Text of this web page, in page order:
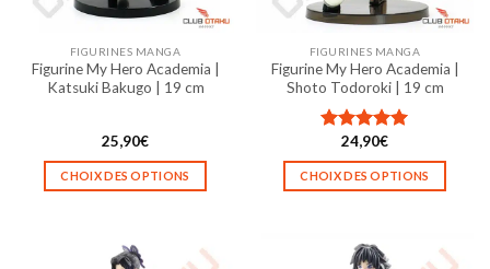
FIGURINES MANGA
Figurine My Hero Academia |
Katsuki Bakugo | 19 cm
25,90€
CHOIX DES OPTIONS
a
FIGURINES MANGA
Figurine My Hero Academia |
Shoto Todoroki | 19 cm
Note5.00
sur 5
24,90€
CHOIX DES OPTIONS
a